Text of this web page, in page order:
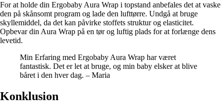
For at holde din Ergobaby Aura Wrap i topstand anbefales det at vaske
den på skånsomt program og lade den lufttørre. Undgå at bruge
skyllemiddel, da det kan påvirke stoffets struktur og elasticitet.
Opbevar din Aura Wrap på en tør og luftig plads for at forlænge dens
levetid.
Min Erfaring med Ergobaby Aura Wrap har været
fantastisk. Det er let at bruge, og min baby elsker at blive
båret i den hver dag. – Maria
Konklusion